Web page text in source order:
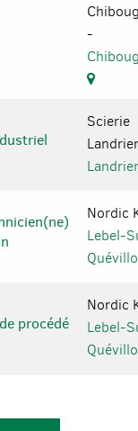
-
Scierie
Nordic
Lebel-
procédé
Nordic
Lebel-